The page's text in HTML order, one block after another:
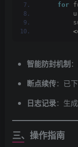
for
<
智能防封机制
断点续传：已
日志记录：生
三、操作指南